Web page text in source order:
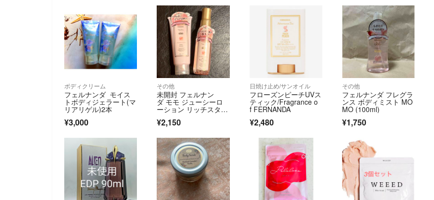
ボディクリーム
フェルナンダ モイス
トボディジェラート(マ
リアリゲル)2本
¥3,000
その他
未開封 フェルナン
ダ モモ ジューシーロ
ーション リッチスタイ
¥2,150
日焼け止め/サンオイル
フローズンピーチUVス
ティック/Fragrance o
f FERNANDA
¥2,480
その他
フェルナンダ フレグラ
ンス ボディミスト MO
MO (100ml)
¥1,750